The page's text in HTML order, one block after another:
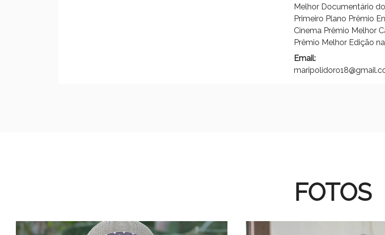
Melhor Documentário
Primeiro Plano Prêmio
Cinema Prêmio Melhor
Prêmio Melhor Edição
Email:
FOTOS